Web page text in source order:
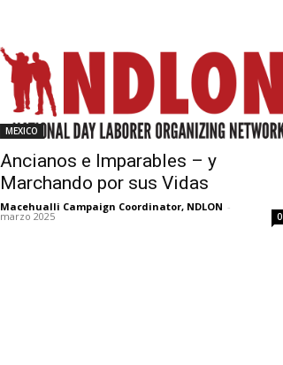
MEXICO
Ancianos e Imparables – y
Marchando por sus Vidas
Macehualli Campaign Coordinator, NDLON -
marzo 2025
0